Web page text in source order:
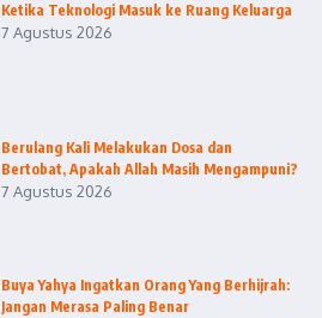
Ketika Teknologi Masuk ke Ruang Keluarga
7 Agustus 2026
Berulang Kali Melakukan Dosa dan
Bertobat, Apakah Allah Masih Mengampuni?
7 Agustus 2026
Buya Yahya Ingatkan Orang Yang Berhijrah:
Jangan Merasa Paling Benar